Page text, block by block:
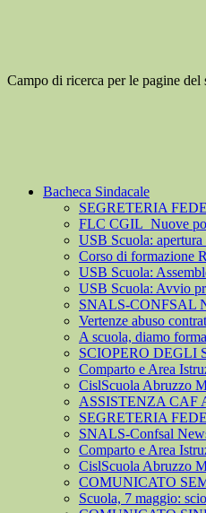
Campo di ricerca per le pagine del
Bacheca Sindacale
SEGRETERIA
FLC CGIL_Nuove
USB Scuola:
Corso di formazione
USB Scuola:
USB Scuola: Avvio
SNALS-CONFSAL
Vertenze abuso
A scuola, diamo
SCIOPERO DEGLI
Comparto e Area
CislScuola Abruzzo
ASSISTENZA CAF
SEGRETERIA
SNALS-Confsal
Comparto e Area
CislScuola Abruzzo
COMUNICATO
Scuola, 7 maggio: